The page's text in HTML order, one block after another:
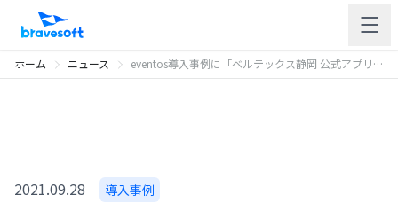
ホーム ニュース eventos導入事例に「ベルテックス静岡 公式アプリ」を追加しました
2021.09.28 導入事例